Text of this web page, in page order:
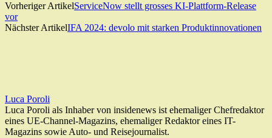
Vorheriger ArtikelServiceNow stellt grosses KI-Plattform-Release
vor
Nächster ArtikelIFA 2024: devolo mit starken Produktinnovationen
Luca Poroli
Luca Poroli als Inhaber von insidenews ist ehemaliger Chefredaktor
eines UE-Channel-Magazins, ehemaliger Redaktor eines IT-
Magazins sowie Auto- und Reisejournalist.